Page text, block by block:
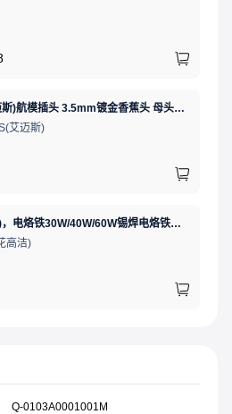
AMASS(艾迈斯)航模插头 3.5mm镀金香蕉头 母头XT60-F.G.Y
艾迈斯)
GJ(黄花高洁)，电烙铁30W/40W/60W锡焊电烙铁焊接工具电焊笔手机电子维修（内热35W），NO.435(35W)
高洁)
Q-0103A0001001M